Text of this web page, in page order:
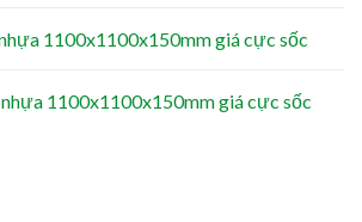
1100x1100x150mm giá cực sốc
1100x1100x150mm giá cực sốc